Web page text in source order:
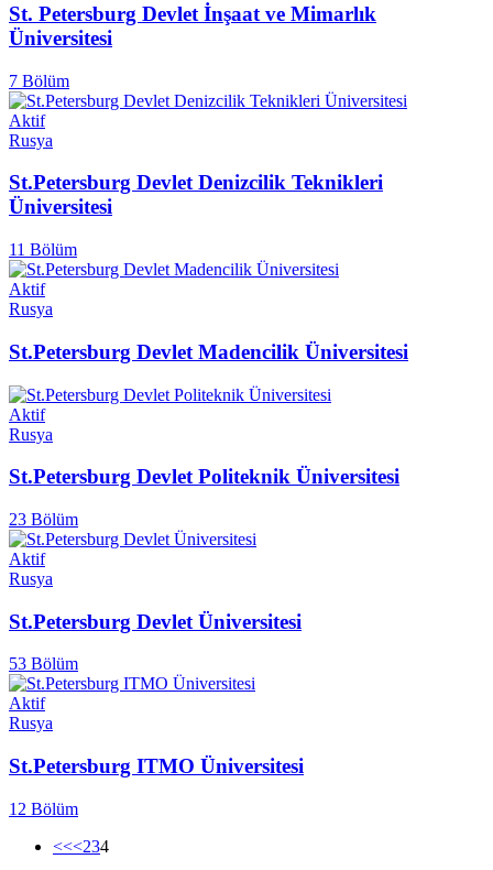
St. Petersburg Devlet İnşaat ve Mimarlık
Üniversitesi
7 Bölüm
Aktif
Rusya
St.Petersburg Devlet Denizcilik Teknikleri
Üniversitesi
11 Bölüm
Aktif
Rusya
St.Petersburg Devlet Madencilik Üniversitesi
Aktif
Rusya
St.Petersburg Devlet Politeknik Üniversitesi
23 Bölüm
Aktif
Rusya
St.Petersburg Devlet Üniversitesi
53 Bölüm
Aktif
Rusya
St.Petersburg ITMO Üniversitesi
12 Bölüm
<<<234